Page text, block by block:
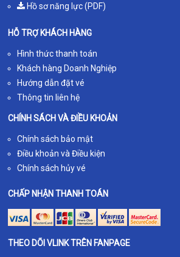
Hồ sơ năng lực (PDF)
HỖ TRỢ KHÁCH HÀNG
Hình thức thanh toán
Khách hàng Doanh Nghiệp
Hướng dẫn đặt vé
Thông tin liên hệ
CHÍNH SÁCH VÀ ĐIỀU KHOẢN
Chính sách bảo mật
Điều khoản và Điều kiện
Chính sách hủy vé
CHẤP NHẬN THANH TOÁN
THEO DÕI VLINK TRÊN FANPAGE